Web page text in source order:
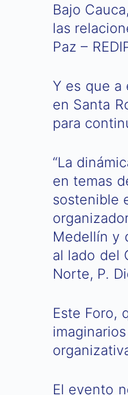
Bajo
las
Paz –
Y es que a
en Santa
para
“La
en temas
sostenible
Medellín y
al lado del
Norte, P.
Este Foro,
El evento